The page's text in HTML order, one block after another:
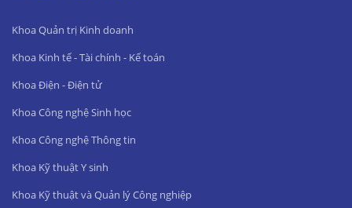
Khoa Quản trị Kinh doanh
Khoa Kinh tế - Tài chính - Kế toán
Khoa Điện - Điện tử
Khoa Công nghệ Sinh học
Khoa Công nghệ Thông tin
Khoa Kỹ thuật Y sinh
Khoa Kỹ thuật và Quản lý Công nghiệp